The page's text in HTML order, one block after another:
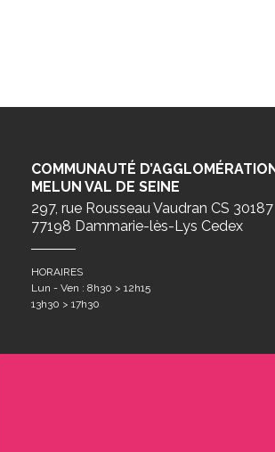
COMMUNAUTÉ
MELUN VAL DE SEINE
297, rue Rousseau Vaudran CS 30187
77198 Dammarie-lès-Lys Cedex
HORAIRES
Lun - Ven : 8h30 > 12h15
13h30 > 17h30